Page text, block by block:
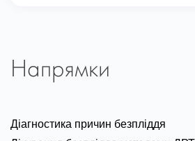
Напрямки
Діагностика причин безпліддя